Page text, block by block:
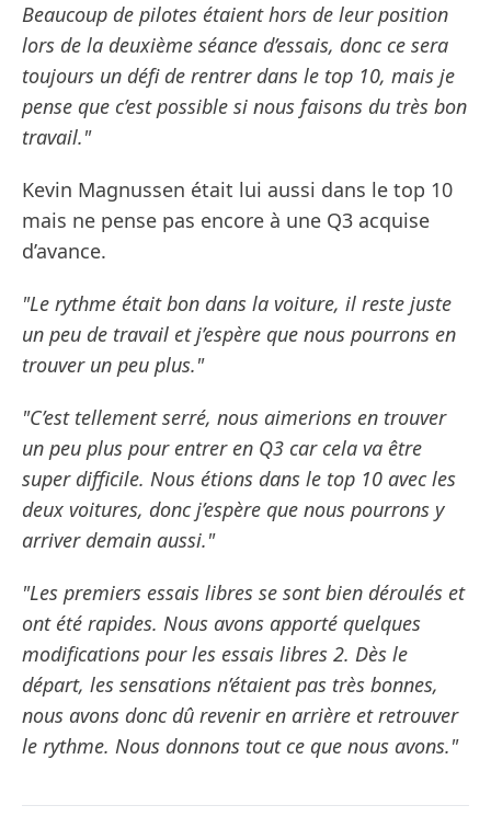
Beaucoup de pilotes étaient hors de leur position
lors de la deuxième séance d’essais, donc ce sera
toujours un défi de rentrer dans le top 10, mais je
pense que c’est possible si nous faisons du très bon
travail."
Kevin Magnussen était lui aussi dans le top 10
mais ne pense pas encore à une Q3 acquise
d’avance.
"Le rythme était bon dans la voiture, il reste juste
un peu de travail et j’espère que nous pourrons en
trouver un peu plus."
"C’est tellement serré, nous aimerions en trouver
un peu plus pour entrer en Q3 car cela va être
super difficile. Nous étions dans le top 10 avec les
deux voitures, donc j’espère que nous pourrons y
arriver demain aussi."
"Les premiers essais libres se sont bien déroulés et
ont été rapides. Nous avons apporté quelques
modifications pour les essais libres 2. Dès le
départ, les sensations n’étaient pas très bonnes,
nous avons donc dû revenir en arrière et retrouver
le rythme. Nous donnons tout ce que nous avons."